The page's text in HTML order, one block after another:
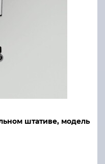
штативе, модель